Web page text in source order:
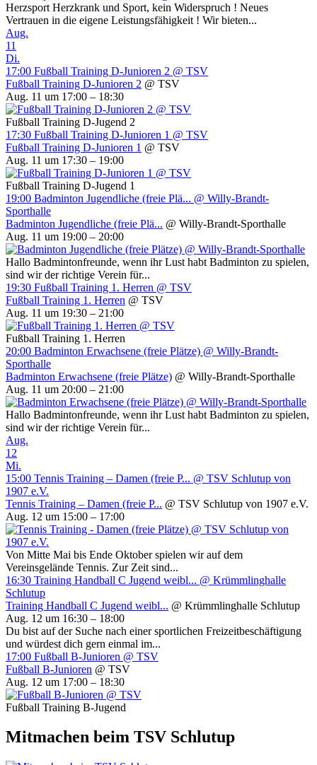
Herzsport Herzkrank und Sport, kein Widerspruch ! Neues
Vertrauen in die eigene Leistungsfähigkeit ! Wir bieten...
Aug.
11
Di.
17:00 Fußball Training D-Junioren 2 @ TSV
Fußball Training D-Junioren 2 @ TSV
Aug. 11 um 17:00 – 18:30
Fußball Training D-Jugend 2
17:30 Fußball Training D-Junioren 1 @ TSV
Fußball Training D-Junioren 1 @ TSV
Aug. 11 um 17:30 – 19:00
Fußball Training D-Jugend 1
19:00 Badminton Jugendliche (freie Plä... @ Willy-Brandt-
Sporthalle
Badminton Jugendliche (freie Plä... @ Willy-Brandt-Sporthalle
Aug. 11 um 19:00 – 20:00
Hallo Badmintonfreunde, wenn ihr Lust habt Badminton zu spielen,
sind wir der richtige Verein für...
19:30 Fußball Training 1. Herren @ TSV
Fußball Training 1. Herren @ TSV
Aug. 11 um 19:30 – 21:00
Fußball Training 1. Herren
20:00 Badminton Erwachsene (freie Plätze) @ Willy-Brandt-
Sporthalle
Badminton Erwachsene (freie Plätze) @ Willy-Brandt-Sporthalle
Aug. 11 um 20:00 – 21:00
Hallo Badmintonfreunde, wenn ihr Lust habt Badminton zu spielen,
sind wir der richtige Verein für...
Aug.
12
Mi.
15:00 Tennis Training – Damen (freie P... @ TSV Schlutup von
1907 e.V.
Tennis Training – Damen (freie P... @ TSV Schlutup von 1907 e.V.
Aug. 12 um 15:00 – 17:00
Von Mitte Mai bis Ende Oktober spielen wir auf dem
Vereinsgelände Tennis. Zur Zeit sind...
16:30 Training Handball C Jugend weibl... @ Krümmlinghalle
Schlutup
Training Handball C Jugend weibl... @ Krümmlinghalle Schlutup
Aug. 12 um 16:30 – 18:00
Du bist auf der Suche nach einer sportlichen Freizeitbeschäftigung
und würdest dich gern einmal im...
17:00 Fußball B-Junioren @ TSV
Fußball B-Junioren @ TSV
Aug. 12 um 17:00 – 18:30
Fußball Training B-Jugend
Mitmachen beim TSV Schlutup